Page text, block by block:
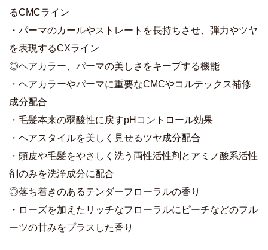
るCMCライン
・パーマのカールやストレートを長持ちさせ、弾力やツヤ
を表現するCXライン
◎ヘアカラー、パーマの美しさをキープする機能
・ヘアカラーやパーマに重要なCMCやコルテックス補修
成分配合
・毛髪本来の弱酸性に戻すpHコントロール効果
・ヘアスタイルを美しく見せるツヤ成分配合
・頭皮や毛髪をやさしく洗う両性活性剤とアミノ酸系活性
剤のみを洗浄成分に配合
◎落ち着きのあるテンダーフローラルの香り
・ローズを加えたリッチなフローラルにピーチなどのフル
ーツの甘みをプラスした香り